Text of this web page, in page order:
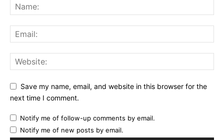
Save my name, email, and website in this browser for the
next time I comment.
Notify me of follow-up comments by email.
Notify me of new posts by email.